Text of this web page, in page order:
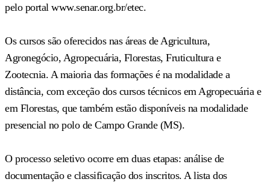
pelo portal www.senar.org.br/etec.
Os cursos são oferecidos nas áreas de Agricultura,
Agronegócio, Agropecuária, Florestas, Fruticultura e
Zootecnia. A maioria das formações é na modalidade a
distância, com exceção dos cursos técnicos em Agropecuária e
em Florestas, que também estão disponíveis na modalidade
presencial no polo de Campo Grande (MS).
O processo seletivo ocorre em duas etapas: análise de
documentação e classificação dos inscritos. A lista dos